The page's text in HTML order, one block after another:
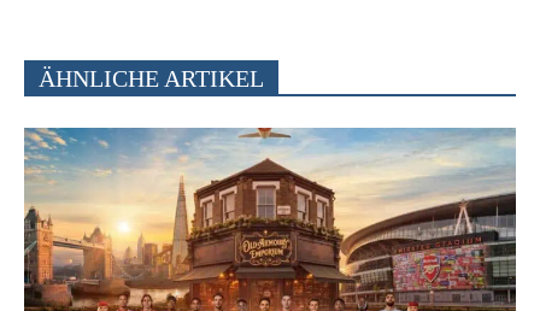
ÄHNLICHE ARTIKEL